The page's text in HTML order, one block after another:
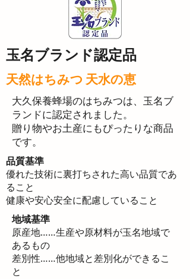
玉名ブランド認定品
天然はちみつ 天水の恵
大久保養蜂場のはちみつは、玉名ブ
ランドに認定されました。
贈り物やお土産にもぴったりな商品
です。
品質基準
優れた技術に裏打ちされた高い品質であ
ること
健康や安心安全に配慮していること
地域基準
原産地……生産や原材料が玉名地域で
あるもの
差別性……他地域と差別化ができるこ
と